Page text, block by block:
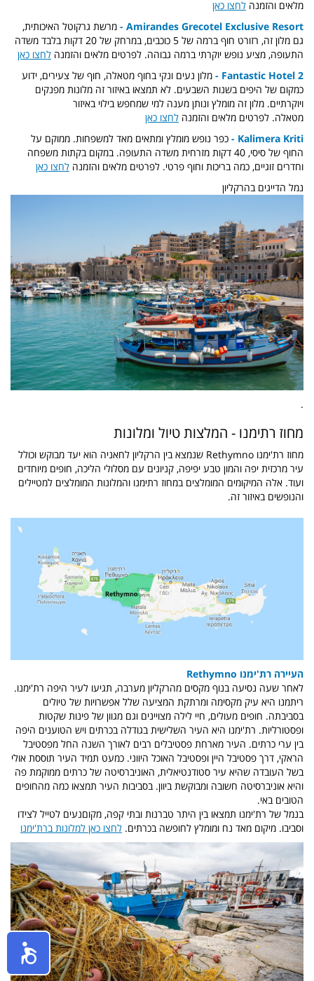
מלאים והזמנה לחצו כאן
Amirandes Grecotel Exclusive Resort -
מרשת גרקוטל האיכותית,
גם מלון זה, רזורט חוף ברמה של 5 כוכבים, במרחק של 20 דקות בלבד משדה
התעופה, מציע נופש יוקרתי ברמה גבוהה. לפרטים מלאים והזמנה לחצו כאן
Fantastic Hotel 2 -
מלון נעים ונקי בחוף מטאלה, חוף של צעירים, ידוע
כמקום של היפים בשנות השבעים. לא תמצאו באיזור זה מלונות מפנקים
ויוקרתיים. מלון זה מומלץ ונותן מענה למי שמחפש בילוי באיזור
מטאלה. לפרטים מלאים והזמנה לחצו כאן
Kalimera Kriti -
כפר נופש מומלץ ומתאים מאד למשפחות. ממוקם על
החוף של סיסי, 40 דקות מזרחית משדה התעופה. במקום בקתות משפחה
וחדרים זוגיים, כמה בריכות וחוף פרטי. לפרטים מלאים והזמנה לחצו כאן
נמל הדייגים בהרקליון
.
מחוז רתימנו - המלצות טיול ומלונות
מחוז רת'ימנו Rethymno שנמצא בין הרקליון לחאניה הוא יעד מבוקש וכולל
עיר מרכזית יפה והמון טבע יפיפה, קניונים עם מסלולי הליכה, חופים מיוחדים
ועוד. אלה המיקומים המומלצים במחוז רתימנו והמלונות המומלצים למטיילים
והנופשים באיזור זה.
העיירה רת'ימנו Rethymno
לאחר שעה נסיעה בנוף מקסים מהרקליון מערבה, תגיעו לעיר היפה רת'ימנו.
ריתמנו היא עיק מקסימה ומרתקת המציעה שלל אפשרויות של טיולים
בסביבתה. חופים מעולים, חיי לילה מצויינים וגם מגוון של פינות שקטות
ופסטורליות. רת'ימנו היא העיר השלישית בגודלה בכרתים ויש הטוענים היפה
בין ערי כרתים. העיר מארחת פסטיבלים רבים לאורך השנה החל מפסטיבל
הראקי, דרך פסטיבל היין ופסטיבל האוכל היווני. כמעט תמיד העיר תוססת אולי
בשל העובדה שהיא עיר סטודנטיאלית, האוניברסיטה של כרתים ממוקמת פה
והיא אוניברסיטה חשובה ומבוקשת ביוון. בסביבות העיר תמצאו כמה מהחופים
הטובים באי.
בנמל של רת'ימנו תמצאו בין היתר טברנות ובתי קפה, מקוםנעים לטייל לצידו
וסביבו. מיקום מאד נח ומומלץ לחופשה בכרתים. לחצו כאן למלונות ברת'ימנו